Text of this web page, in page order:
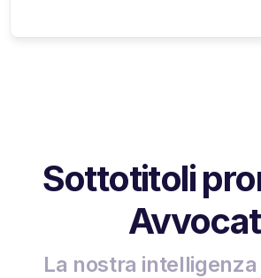
Sottotitoli
La nostra